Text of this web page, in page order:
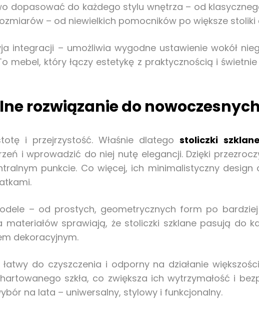
dopasować do każdego stylu wnętrza – od
– od niewielkich pomocników po większe stoliki
integracji – umożliwia wygodne ustawienie wokół
mebel, który łączy estetykę z praktycznością i
rozwiązanie do
i przejrzystość. Właśnie dlategostoliczki szklane
i wprowadzić do niej nutę elegancji. Dzięki
punkcie. Co więcej, ich minimalistyczny design
– od prostych, geometrycznych form po
materiałów sprawiają, że stoliczki szklane pasują do
dekoracyjnym.
do czyszczenia i odporny na działanie
szkła, co zwiększa ich wytrzymałość i
na lata – uniwersalny, stylowy i funkcjonalny.